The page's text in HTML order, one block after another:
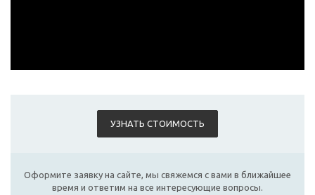
УЗНАТЬ СТОИМОСТЬ
Оформите заявку на сайте, мы свяжемся с вами в ближайшее
время и ответим на все интересующие вопросы.